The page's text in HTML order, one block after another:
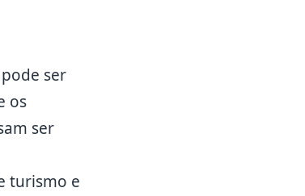
ser
os
ser
turismo e